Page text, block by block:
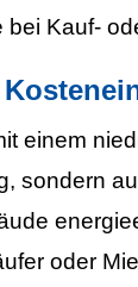
bei Kauf-
einem
sondern
oder